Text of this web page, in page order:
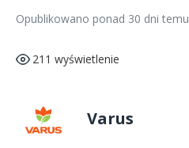
Opublikowano ponad 30 dni temu
211 wyświetlenie
Varus